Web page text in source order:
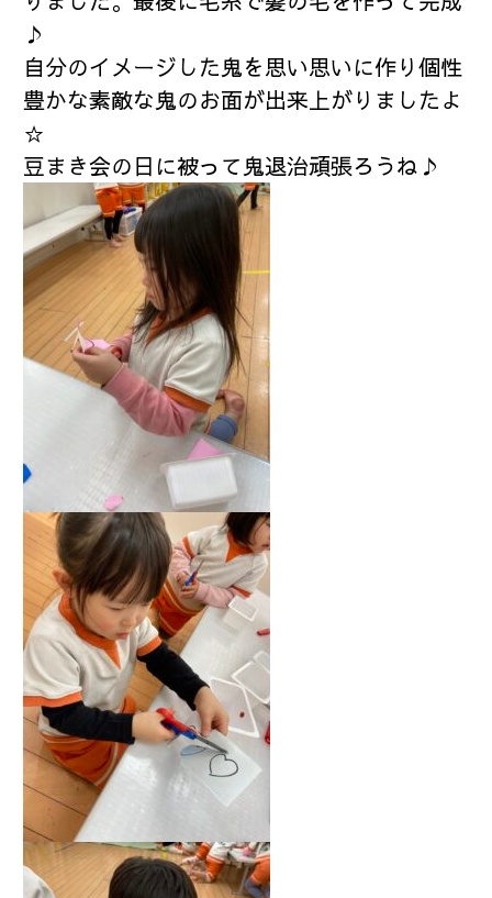
♪
自分のイメージした鬼を思い思いに作り個性
豊かな素敵な鬼のお面が出来上がりましたよ
☆
豆まき会の日に被って鬼退治頑張ろうね♪